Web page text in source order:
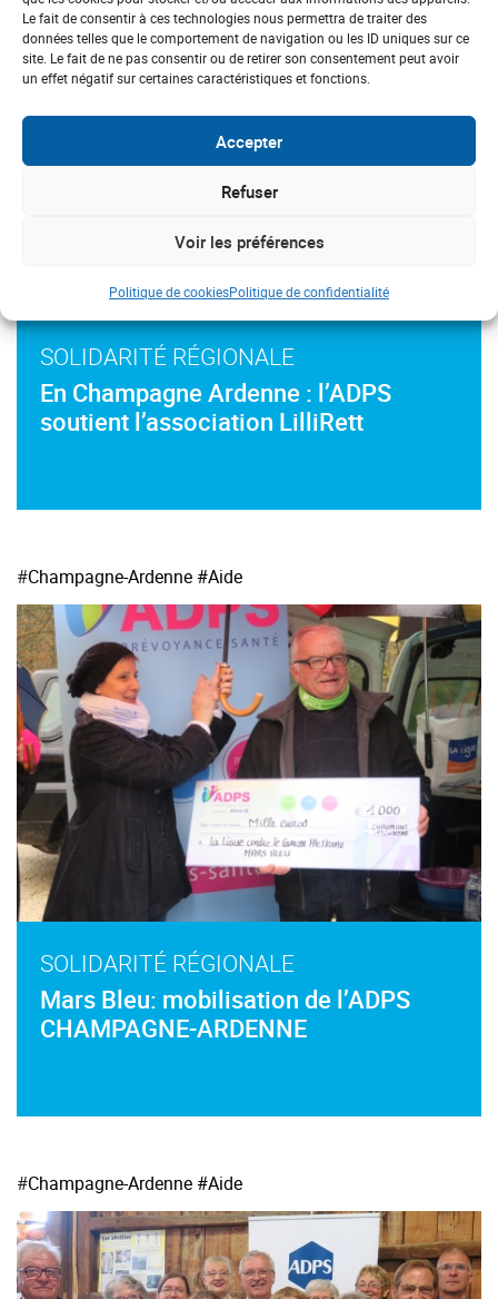
Le fait de consentir à ces technologies nous permettra de traiter des
données telles que le comportement de navigation ou les ID uniques sur ce
site. Le fait de ne pas consentir ou de retirer son consentement peut avoir
un effet négatif sur certaines caractéristiques et fonctions.
Accepter
Refuser
Voir les préférences
Politique de cookiesPolitique de confidentialité
SOLIDARITÉ RÉGIONALE
En Champagne Ardenne : l’ADPS
soutient l’association LilliRett
#Champagne-Ardenne #Aide
SOLIDARITÉ RÉGIONALE
Mars Bleu: mobilisation de l’ADPS
CHAMPAGNE-ARDENNE
#Champagne-Ardenne #Aide